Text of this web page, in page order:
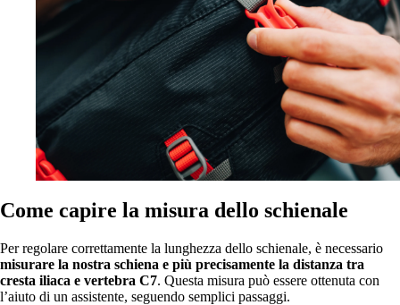
Come capire la misura dello schienale
Per regolare correttamente la lunghezza dello schienale, è necessario
misurare la nostra schiena e più precisamente la distanza tra
cresta iliaca e vertebra C7. Questa misura può essere ottenuta con
l’aiuto di un assistente, seguendo semplici passaggi.